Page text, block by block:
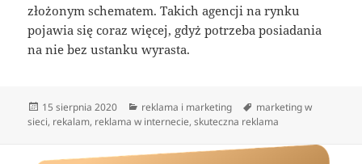
złożonym schematem. Takich agencji na rynku
pojawia się coraz więcej, gdyż potrzeba posiadania
na nie bez ustanku wyrasta.
Data
publikacji
15 sierpnia 2020 Kategorie
reklama i marketing Tagi
marketing w
sieci, rekalam, reklama w internecie,skuteczna reklama